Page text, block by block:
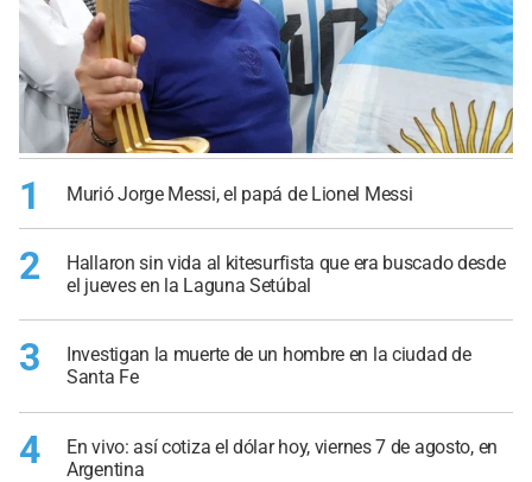
1 Murió Jorge Messi, el papá de Lionel Messi
2
Hallaron sin vida al kitesurfista que era buscado desde
el jueves en la Laguna Setúbal
3
Investigan la muerte de un hombre en la ciudad de
Santa Fe
4
En vivo: así cotiza el dólar hoy, viernes 7 de agosto, en
Argentina